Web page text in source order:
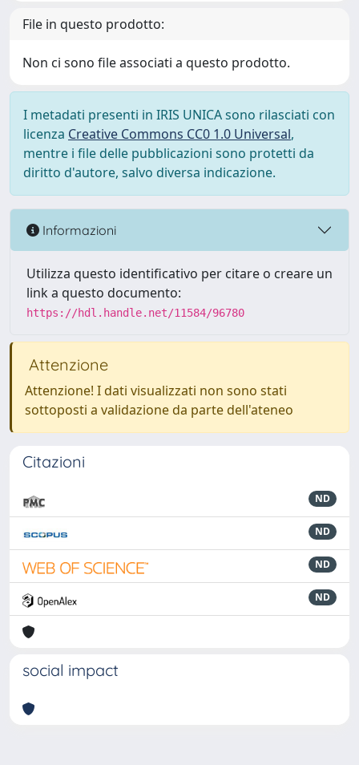
File in questo prodotto:
Non ci sono file associati a questo prodotto.
I metadati presenti in IRIS UNICA sono rilasciati con
licenza Creative Commons CC0 1.0 Universal,
mentre i file delle pubblicazioni sono protetti da
diritto d'autore, salvo diversa indicazione.
Informazioni
Utilizza questo identificativo per citare o creare un
link a questo documento:
https://hdl.handle.net/11584/96780
Attenzione
Attenzione! I dati visualizzati non sono stati
sottoposti a validazione da parte dell'ateneo
Citazioni
ND
ND
ND
ND
social impact